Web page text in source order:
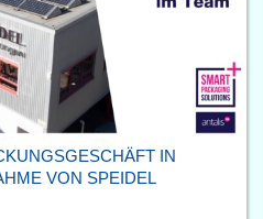
IN
VON SPEIDEL